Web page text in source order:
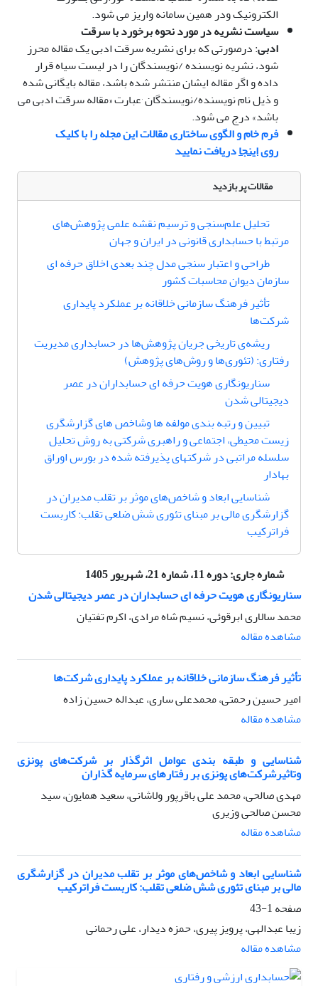
الکترونیک ودر همین سامانه واریز می شود.
سیاست نشریه در مورد نحوه برخورد با سرقت
ادبی: درصورتی که برای نشریه سرقت ادبی یک مقاله محرز
شود، نشریه نویسنده /نویسندگان را در لیست سیاه قرار
داده و اگر مقاله ایشان منتشر شده باشد، مقاله بایگانی شده
و ذیل نام نویسنده/نویسندگان ٬عبارت «مقاله سرقت ادبی می
باشد» درج می شود.
فرم خام و الگوی ساختاری مقالات این مجله را با کلیک
رویاینجادریافت نمایید
مقالات پر بازدید
تحلیل علم‌سنجی و ترسیم نقشه علمی پژوهش‌های
مرتبط با حسابداری قانونی در ایران و جهان
طراحی و اعتبار سنجی مدل چند بعدی اخلاق حرفه ای
سازمان دیوان محاسبات کشور
تأثیر فرهنگ سازمانی خلاقانه بر عملکرد پایداری
شرکت‌ها
ریشه‌‌ی تاریخی جریان پژوهش‌ها در حسابداری مدیریت
رفتاری: (تئوری‌ها و روش‌های پژوهش)
سناریونگاری هویت حرفه ای حسابداران در عصر
دیجیتالی شدن
تبیین و رتبه بندی مولفه ها وشاخص های گزارشگری
زیست محیطی، اجتماعی و راهبری شرکتی به روش تحلیل
سلسله مراتبی در شرکتهای پذیرفته شده در بورس اوراق
بهادار
شناسایی ابعاد و شاخص‌های موثر بر تقلب مدیران در
گزارشگری مالی بر مبنای تئوری شش ضلعی تقلب: کاربست
فراترکیب
شماره جاری:دوره 11، شماره 21، شهریور 1405
سناریونگاری هویت حرفه ای حسابداران در عصر دیجیتالی شدن
محمد سالاری ابرقوئی، نسیم شاه مرادی، اکرم تفتیان
مشاهده مقاله
تأثیر فرهنگ سازمانی خلاقانه بر عملکرد پایداری شرکت‌ها
امیر حسین رحمتی، محمدعلی ساری، عبداله حسین زاده
مشاهده مقاله
شناسایی و طبقه بندی عوامل اثر‌گذار بر شرکت‌های پونزی
وتاثیرشرکت‌های پونزی بر رفتارهای سرمایه گذاران
مهدی صالحی، محمد علی باقرپور ولاشانی، سعید همایون، سید
محسن صالحی وزیری
مشاهده مقاله
شناسایی ابعاد و شاخص‌های موثر بر تقلب مدیران در گزارشگری
مالی بر مبنای تئوری شش ضلعی تقلب: کاربست فراترکیب
صفحه1-43
زیبا عبدالهی، پرویز پیری، حمزه دیدار، علی رحمانی
مشاهده مقاله